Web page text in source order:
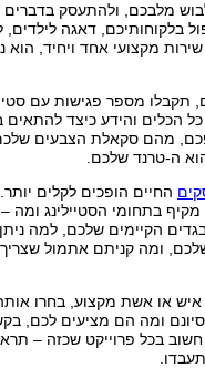
מלבכם, ולהתעסק בדברים
בלקוחותיכם, דאגה לילדים,
מקצועי אחד ויחיד, הוא
תקבלו מספר פגישות עם
הכלים והידע כיצד להתאים
מהם סקאלת הצבעים
ה-טרנד שלכם.
החיים הופכים לקלים
בתחומי הסטיילינג ומה
הקיימים שלכם, למה
שלכם, ומה קניתם אתמול
איש או אשת מקצוע, בחרו
ומה הם מציעים לכם,
בכל פרוייקט שכזה –